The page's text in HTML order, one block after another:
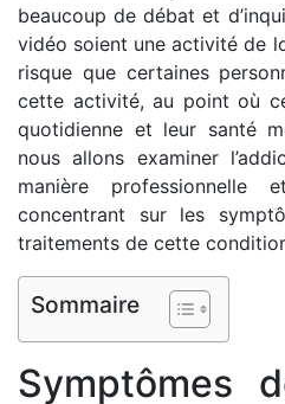
beaucoup de débat et
vidéo soient une activité de
risque que certaines
cette activité, au point où
quotidienne et leur santé
nous allons examiner
manière professionnelle
concentrant sur les
traitements de cette
Sommaire
Symptômes